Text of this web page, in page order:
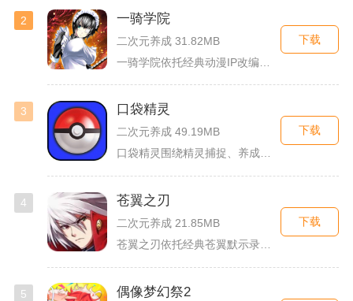
2 一骑学院
二次元养成 31.82MB
下载
3 口袋精灵
二次元养成 49.19MB
口袋精灵围绕精灵捕捉、养成、回合对战搭建完整冒险体系，玩家化...
下载
4 苍翼之刃
二次元养成 21.85MB
下载
5 偶像梦幻祭2